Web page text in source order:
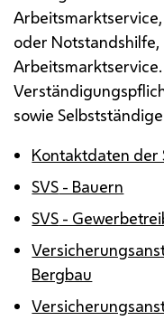
oder
sowie
Kontaktdaten der
SVS - Bauern
SVS -
Bergbau